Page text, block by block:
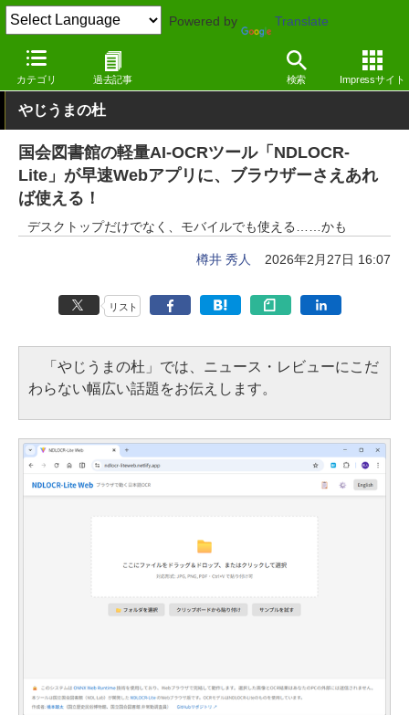
Powered by Translate
カテゴリ 過去記事 検索 Impressサイト
窓の杜 オフィス・ドキュメント ドキュメント Windows
やじうまの杜
国会図書館の軽量AI-OCRツール「NDLOCR-
Lite」が早速Webアプリに、ブラウザーさえあれ
ば使える！
デスクトップだけでなく、モバイルでも使える……かも
樽井 秀人 2026年2月27日 16:07
リスト
「やじうまの杜」では、ニュース・レビューにこだ
わらない幅広い話題をお伝えします。